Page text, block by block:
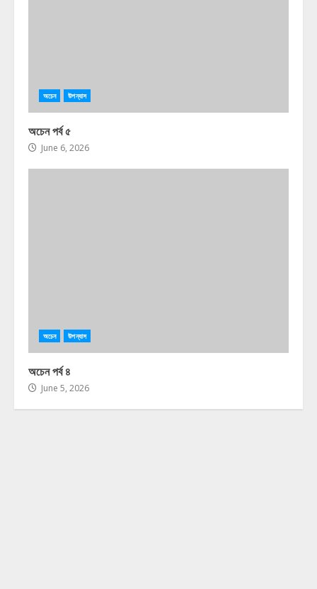
অচেন উপন্যাস
অচেন পর্ব ৫
June 6, 2026
অচেন উপন্যাস
অচেন পর্ব ৪
June 5, 2026